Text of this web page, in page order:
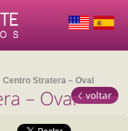
Centro Stratera – Oval
– Oval